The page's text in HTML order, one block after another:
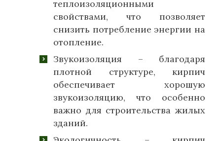
теплоизоляционными
свойствами, что позволяет
снизить потребление энергии на
отопление.
Звукоизоляция – благодаря
плотной структуре, кирпич
обеспечивает хорошую
звукоизоляцию, что особенно
важно для строительства жилых
зданий.